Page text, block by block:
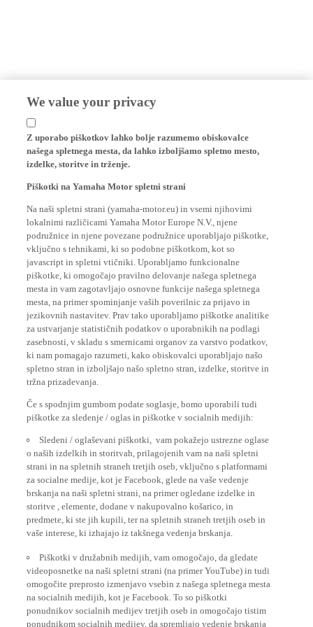
We value your privacy
Z uporabo piškotkov lahko bolje razumemo obiskovalce
našega spletnega mesta, da lahko izboljšamo spletno mesto,
izdelke, storitve in trženje.
Piškotki na Yamaha Motor spletni strani
Na naši spletni strani (yamaha-motor.eu) in vsemi njihovimi
lokalnimi različicami Yamaha Motor Europe N.V., njene
podružnice in njene povezane podružnice uporabljajo piškotke,
vključno s tehnikami, ki so podobne piškotkom, kot so
javascript in spletni vtičniki. Uporabljamo funkcionalne
piškotke, ki omogočajo pravilno delovanje našega spletnega
mesta in vam zagotavljajo osnovne funkcije našega spletnega
mesta, na primer spominjanje vaših poverilnic za prijavo in
jezikovnih nastavitev. Prav tako uporabljamo piškotke analitike
za ustvarjanje statističnih podatkov o uporabnikih na podlagi
zasebnosti, v skladu s smernicami organov za varstvo podatkov,
ki nam pomagajo razumeti, kako obiskovalci uporabljajo našo
spletno stran in izboljšajo našo spletno stran, izdelke, storitve in
tržna prizadevanja.
Če s spodnjim gumbom podate soglasje, bomo uporabili tudi
piškotke za sledenje / oglas in piškotke v socialnih medijih:
Sledeni / oglaševani piškotki, vam pokažejo ustrezne oglase
o naših izdelkih in storitvah, prilagojenih vam na naši spletni
strani in na spletnih straneh tretjih oseb, vključno s platformami
za socialne medije, kot je Facebook, glede na vaše vedenje
brskanja na naši spletni strani, na primer ogledane izdelke in
storitve , elemente, dodane v nakupovalno košarico, in
predmete, ki ste jih kupili, ter na spletnih straneh tretjih oseb in
vaše interese, ki izhajajo iz takšnega vedenja brskanja.
Piškotki v družabnih medijih, vam omogočajo, da gledate
videoposnetke na naši spletni strani (na primer YouTube) in tudi
omogočite preprosto izmenjavo vsebin z našega spletnega mesta
na socialnih medijih, kot je Facebook. To so piškotki
ponudnikov socialnih medijev tretjih oseb in omogočajo tistim
ponudnikom socialnih medijev, da spremljajo vedenje brskanja